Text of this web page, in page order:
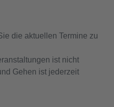
die aktuellen Termine zu
ist nicht
Gehen ist jederzeit